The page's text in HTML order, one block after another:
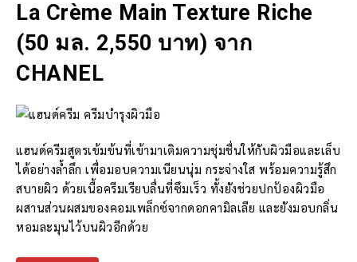
La Crème Main Texture Riche
(50 มล. 2,550 บาท) จาก
CHANEL
แฮนด์ครีมสูตรเข้มข้นที่เข้ามาเติมความชุ่มชื่นให้กับผิวมือและเล็บ
ได้อย่างล้ำลึก เพื่อมอบความเนียนนุ่ม กระจ่างใส พร้อมความรู้สึก
สบายผิว ด้วยเนื้อครีมเรียบลื่นที่ซึมเร็ว ทั้งยังช่วยปกป้องผิวมือ
ผสานส่วนผสมของคอมเพล็กซ์จากดอกคามิลเลีย และยังมอบกลิ่น
หอมละมุนไว้บนผิวอีกด้วย